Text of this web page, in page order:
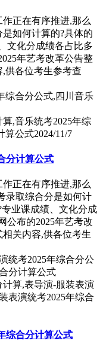
正在有序推进,那么
如何计算的?具体的
文化分成绩各占比多
年艺考改革公告整
供各位考生参考查
,音乐统考2025年综
算公式2024/11/7
分计算公式
正在有序推进,那么
录取综合分是如何计
业课成绩、文化分成
公布的2025年艺考改
关内容,供各位考生
计算,表导演-服装表演
表演统考2025年综合
综合分计算公式